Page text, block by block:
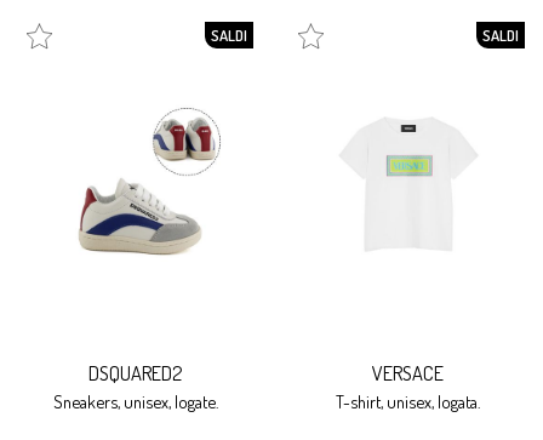
SALDI
DSQUARED2
sneakers, unisex, logate.
SALDI
VERSACE
t-shirt, unisex, logata.